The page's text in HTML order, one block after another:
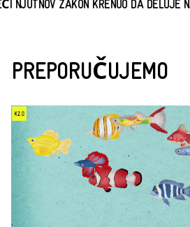
ZAKON KRENUO DA DELUJE NA
PREPORUČUJEMO